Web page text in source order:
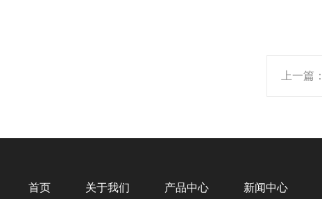
上一篇：
首页 关于我们 产品中心 新闻中心